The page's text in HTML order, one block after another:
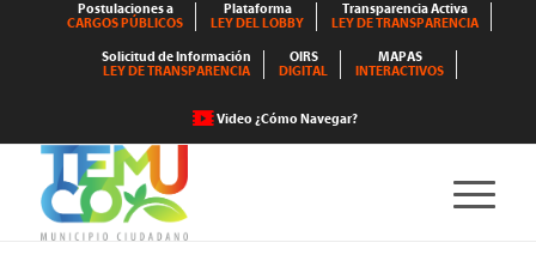
Postulaciones a
CARGOS PÚBLICOS
Plataforma
LEY DEL LOBBY
Transparencia Activa
LEY DE TRANSPARENCIA
Solicitud de Información
LEY DE TRANSPARENCIA
OIRS
DIGITAL
MAPAS
INTERACTIVOS
Video ¿Cómo Navegar?